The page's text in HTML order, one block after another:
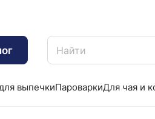
выпечкиПароваркиДля чая и